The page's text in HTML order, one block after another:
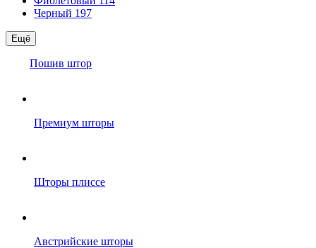
Черный 197
Ещё
Пошив штор
Премиум шторы
Шторы плиссе
Австрийские шторы